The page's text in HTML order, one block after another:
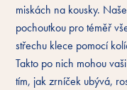
miskách na kousky. Naše
pochoutkou pro téměř
střechu klece pomocí
Takto po nich mohou
tím, jak zrníček ubývá,